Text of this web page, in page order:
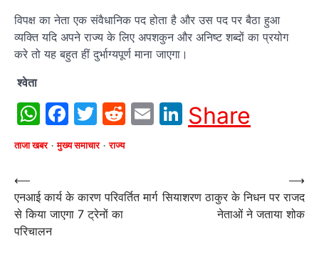
विपक्ष का नेता एक संवैधानिक पद होता है और उस पद पर बैठा हुआ
व्यक्ति यदि अपने राज्य के लिए अपशकुन और अनिष्ट शब्दों का प्रयोग
करे तो यह बहुत हीं दुर्भाग्यपूर्ण माना जाएगा।
श्वेता
WhatsApp
Facebook
Twitter
Reddit
EmailLinkedIn
Share
ताजा खबर मुख्य समाचार राज्य
Post
navigation
⟵
एनआई कार्य के कारण परिवर्तित मार्ग
से किया जाएगा 7 ट्रेनों का
परिचालन
सियाशरण ठाकुर के निधन पर राजद
नेताओं ने जताया शोक
⟶